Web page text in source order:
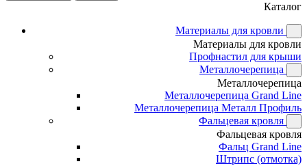
Каталог
Материалы для кровли
Материалы для кровли
Профнастил для крыши
Металлочерепица
Металлочерепица
Металлочерепица Grand Line
Металлочерепица Металл Профиль
Фальцевая кровля
Фальцевая кровля
Фальц Grand Line
Штрипс (отмотка)